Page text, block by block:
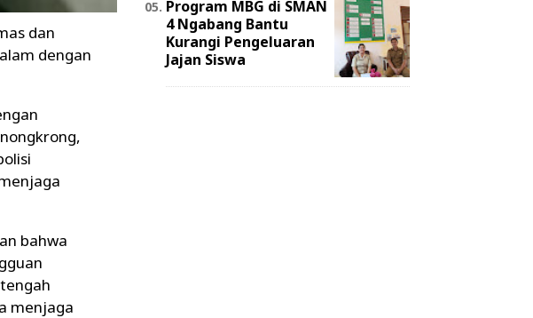
dan
dengan
bahwa
menjaga
Program MBG di SMAN
4 Ngabang Bantu
Kurangi Pengeluaran
Jajan Siswa